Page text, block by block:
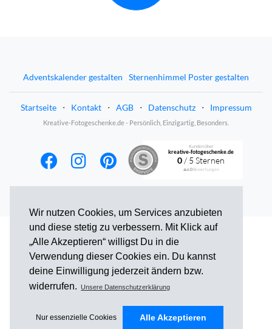
Wir nutzen Cookies, um Services anzubieten
und diese stetig zu verbessern. Mit Klick auf
„Alle Akzeptieren“ willigst Du in die
Verwendung dieser Cookies ein. Du kannst
deine Einwilligung jederzeit ändern bzw.
widerrufen.
Unsere Datenschutzerklärung
Nur essenzielle Cookies Alle Akzeptieren
Adventskalender gestalten Sternenhimmel Poster gestalten
Startseite ⋅ Kontakt ⋅ AGB ⋅ Datenschutz ⋅ Impressum
Kreative-Fotogeschenke.de - Persönlich, Einzigartig, Besonders.
Kunden über
kreative-fotogeschenke.de
0 / 5 Sternen
aus0Bewertungen